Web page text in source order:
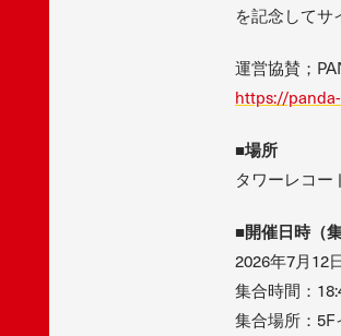
を記念してサ
運営協賛；
https://
■場所
タワーレコー
■開催日時（
2026年7月12
集合時間：
集合場所：